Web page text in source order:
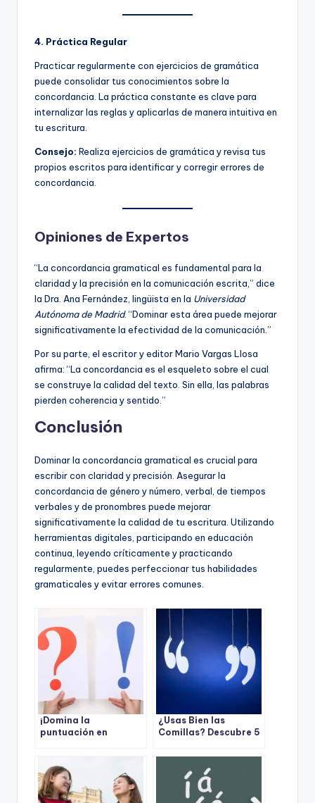
4. Práctica Regular
Practicar regularmente con ejercicios de gramática
puede consolidar tus conocimientos sobre la
concordancia. La práctica constante es clave para
internalizar las reglas y aplicarlas de manera intuitiva en
tu escritura.
Consejo: Realiza ejercicios de gramática y revisa tus
propios escritos para identificar y corregir errores de
concordancia.
Opiniones de Expertos
“La concordancia gramatical es fundamental para la
claridad y la precisión en la comunicación escrita,” dice
la Dra. Ana Fernández, lingüista en la Universidad
Autónoma de Madrid. “Dominar esta área puede mejorar
significativamente la efectividad de la comunicación.”
Por su parte, el escritor y editor Mario Vargas Llosa
afirma: “La concordancia es el esqueleto sobre el cual
se construye la calidad del texto. Sin ella, las palabras
pierden coherencia y sentido.”
Conclusión
Dominar la concordancia gramatical es crucial para
escribir con claridad y precisión. Asegurar la
concordancia de género y número, verbal, de tiempos
verbales y de pronombres puede mejorar
significativamente la calidad de tu escritura. Utilizando
herramientas digitales, participando en educación
continua, leyendo críticamente y practicando
regularmente, puedes perfeccionar tus habilidades
gramaticales y evitar errores comunes.
¡Domina la
puntuación en
todo escritor
necesita
¿Usas Bien las
Comillas? Descubre 5
para Evitar Errores